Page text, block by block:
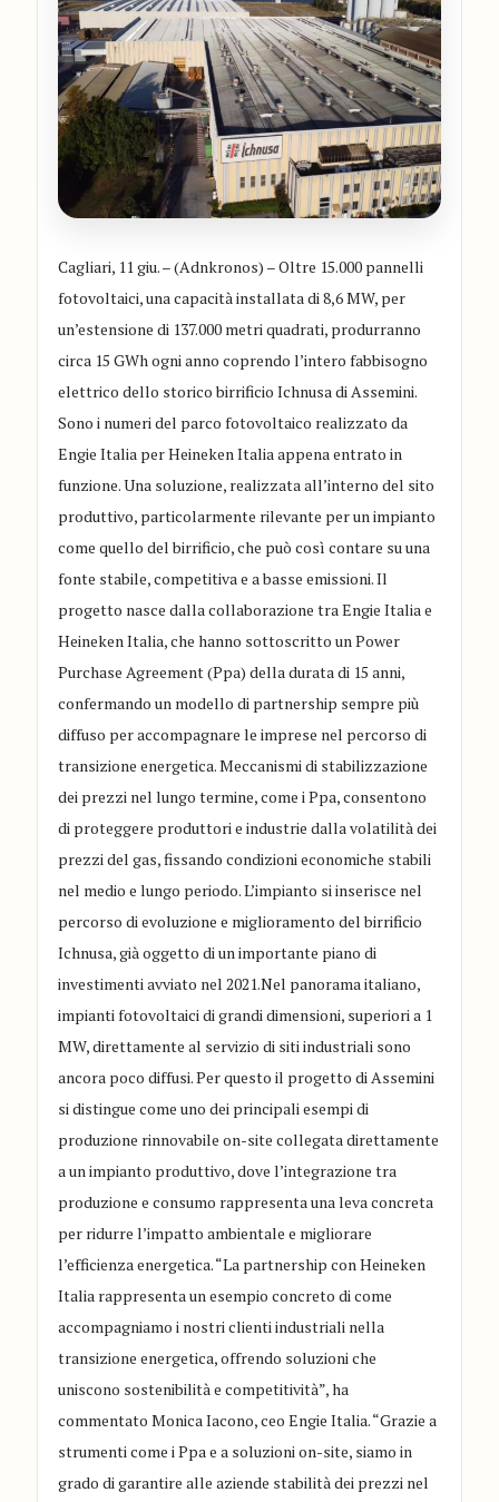
Cagliari, 11 giu. – (Adnkronos) – Oltre 15.000 pannelli
fotovoltaici, una capacità installata di 8,6 MW, per
un’estensione di 137.000 metri quadrati, produrranno
circa 15 GWh ogni anno coprendo l’intero fabbisogno
elettrico dello storico birrificio Ichnusa di Assemini.
Sono i numeri del parco fotovoltaico realizzato da
Engie Italia per Heineken Italia appena entrato in
funzione. Una soluzione, realizzata all’interno del sito
produttivo, particolarmente rilevante per un impianto
come quello del birrificio, che può così contare su una
fonte stabile, competitiva e a basse emissioni. Il
progetto nasce dalla collaborazione tra Engie Italia e
Heineken Italia, che hanno sottoscritto un Power
Purchase Agreement (Ppa) della durata di 15 anni,
confermando un modello di partnership sempre più
diffuso per accompagnare le imprese nel percorso di
transizione energetica. Meccanismi di stabilizzazione
dei prezzi nel lungo termine, come i Ppa, consentono
di proteggere produttori e industrie dalla volatilità dei
prezzi del gas, fissando condizioni economiche stabili
nel medio e lungo periodo. L’impianto si inserisce nel
percorso di evoluzione e miglioramento del birrificio
Ichnusa, già oggetto di un importante piano di
investimenti avviato nel 2021.Nel panorama italiano,
impianti fotovoltaici di grandi dimensioni, superiori a 1
MW, direttamente al servizio di siti industriali sono
ancora poco diffusi. Per questo il progetto di Assemini
si distingue come uno dei principali esempi di
produzione rinnovabile on-site collegata direttamente
a un impianto produttivo, dove l’integrazione tra
produzione e consumo rappresenta una leva concreta
per ridurre l’impatto ambientale e migliorare
l’efficienza energetica. “La partnership con Heineken
Italia rappresenta un esempio concreto di come
accompagniamo i nostri clienti industriali nella
transizione energetica, offrendo soluzioni che
uniscono sostenibilità e competitività”, ha
commentato Monica Iacono, ceo Engie Italia. “Grazie a
strumenti come i Ppa e a soluzioni on-site, siamo in
grado di garantire alle aziende stabilità dei prezzi nel